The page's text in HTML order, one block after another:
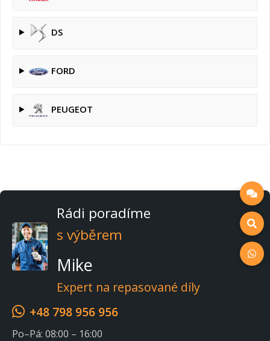
DS
FORD
PEUGEOT
Rádi poradíme
s výběrem
Mike
Expert na repasované díly
+48 798 956 956
Po–Pá: 08:00 – 16:00